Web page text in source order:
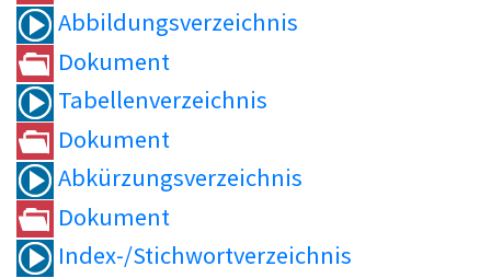
Abbildungsverzeichnis
Dokument
Tabellenverzeichnis
Dokument
Abkürzungsverzeichnis
Dokument
Index-/Stichwortverzeichnis